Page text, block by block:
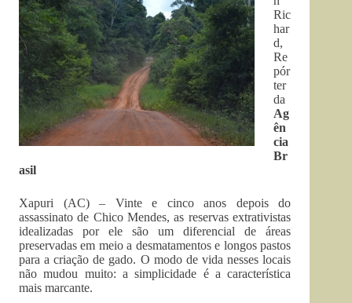
Ric
har
d,
Re
pór
ter
da
Ag
ên
cia
Br
asil
Xapuri (AC) – Vinte e cinco anos depois do
assassinato de Chico Mendes, as reservas extrativistas
idealizadas por ele são um diferencial de áreas
preservadas em meio a desmatamentos e longos pastos
para a criação de gado. O modo de vida nesses locais
não mudou muito: a simplicidade é a característica
mais marcante.